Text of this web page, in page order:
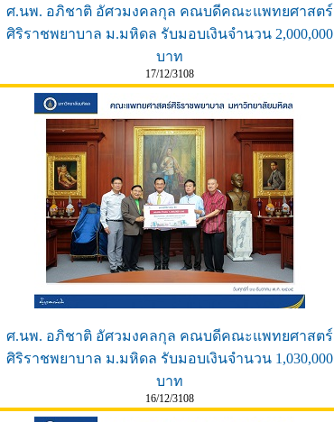
ศ.นพ. อภิชาติ อัศวมงคลกุล คณบดีคณะแพทยศาสตร์
ศิริราชพยาบาล ม.มหิดล รับมอบเงินจำนวน 2,000,000
บาท
17/12/3108
ศ.นพ. อภิชาติ อัศวมงคลกุล คณบดีคณะแพทยศาสตร์
ศิริราชพยาบาล ม.มหิดล รับมอบเงินจำนวน 1,030,000
บาท
16/12/3108